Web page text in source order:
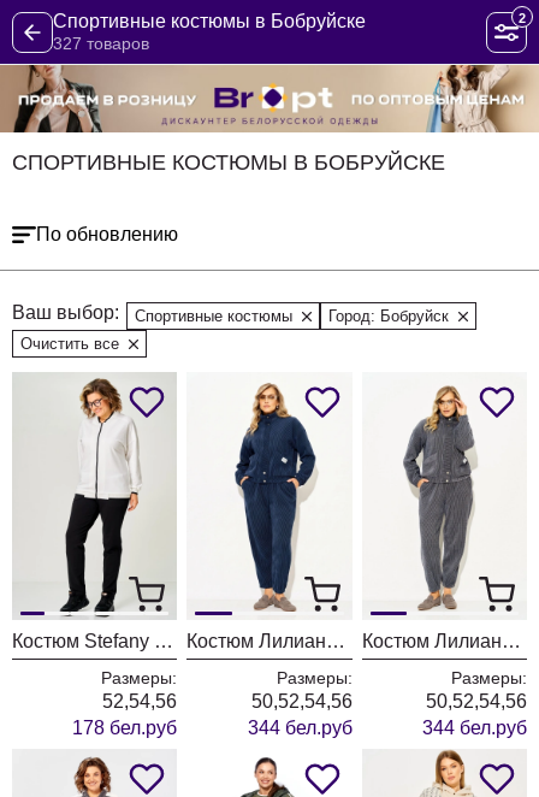
Спортивные костюмы в Бобруйске
327 товаров
2
СПОРТИВНЫЕ КОСТЮМЫ В БОБРУЙСКЕ
По обновлению
Ваш выбор: Спортивные костюмы
Город: Бобруйск
Очистить все
Костюм Stefany 2066-2 бело-черный
Размеры:
52,54,56
178 бел.руб
Костюм Лилиана 1563 индиго
Размеры:
50,52,54,56
344 бел.руб
Костюм Лилиана 1563 графит
Размеры:
50,52,54,56
344 бел.руб